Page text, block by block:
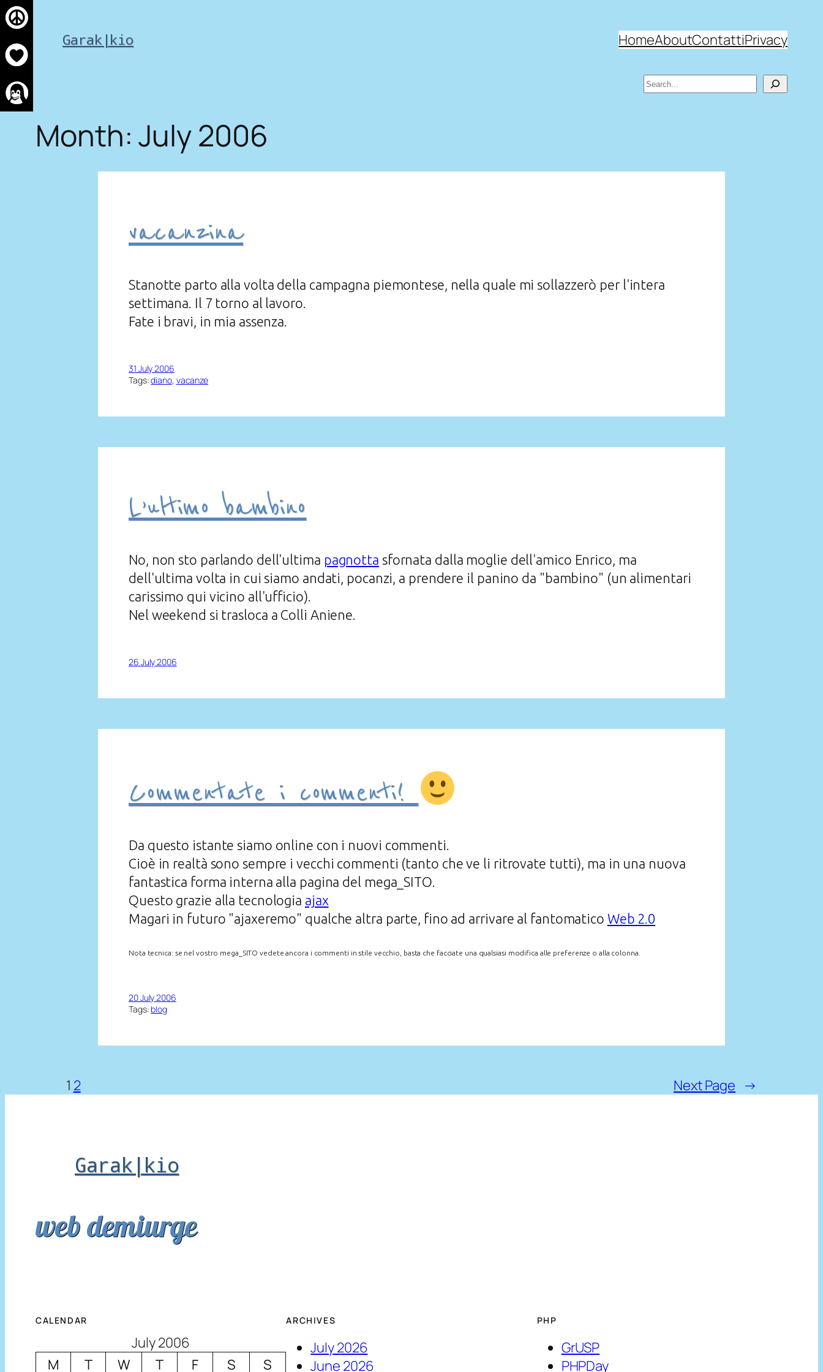
Skip
to
content
Garak|kio HomeAboutContattiPrivacy
Search
Month:July 2006
vacanzina
Stanotte parto alla volta della campagna piemontese, nella quale mi sollazzerò per l'intera
settimana. Il 7 torno al lavoro.
Fate i bravi, in mia assenza.
31 July 2006
Tags:diano, vacanze
L’ultimo bambino
No, non sto parlando dell'ultima pagnotta sfornata dalla moglie dell'amico Enrico, ma
dell'ultima volta in cui siamo andati, pocanzi, a prendere il panino da "bambino" (un alimentari
carissimo qui vicino all'ufficio).
Nel weekend si trasloca a Colli Aniene.
26 July 2006
Commentate i commenti!
Da questo istante siamo online con i nuovi commenti.
Cioè in realtà sono sempre i vecchi commenti (tanto che ve li ritrovate tutti), ma in una nuova
fantastica forma interna alla pagina del mega_SITO.
Questo grazie alla tecnologia ajax
Magari in futuro "ajaxeremo" qualche altra parte, fino ad arrivare al fantomatico Web 2.0
Nota tecnica: se nel vostro mega_SITO vedete ancora i commenti in stile vecchio, basta che facciate una qualsiasi modifica alle preferenze o alla colonna.
20 July 2006
Tags: blog
1 2 Next Page →
Garak|kio
web demiurge
CALENDAR
July 2006
M
T W T F S S
ARCHIVES
July 2026
June 2026
PHP
GrUSP
PHPDay